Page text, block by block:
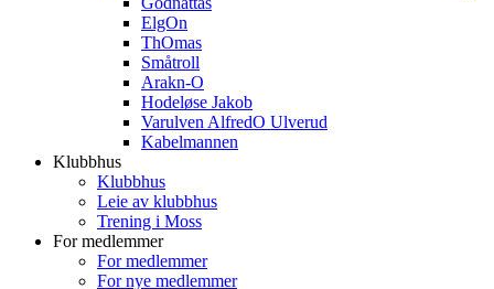
ElgOn
ThOmas
Småtroll
Arakn-O
Hodeløse Jakob
Varulven AlfredO Ulverud
Kabelmannen
Klubbhus
Klubbhus
Leie av klubbhus
Trening i Moss
For medlemmer
For medlemmer
For nye medlemmer